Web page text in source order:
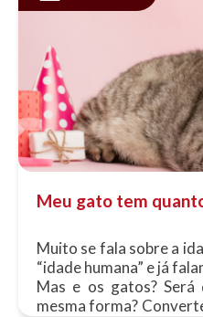
Meu gato tem
Muito se fala sobre a
“idade humana” e já
Mas e os gatos? Será
mesma forma?